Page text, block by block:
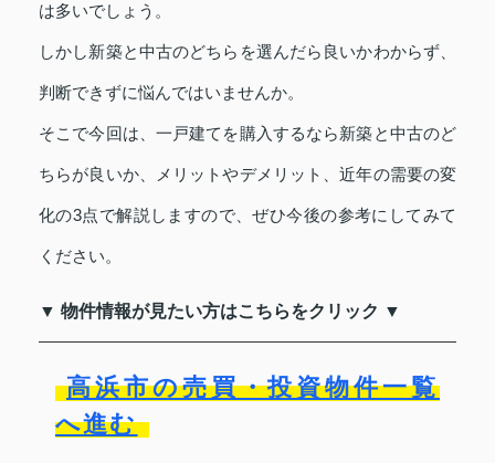
は多いでしょう。
しかし新築と中古のどちらを選んだら良いかわからず、
判断できずに悩んではいませんか。
そこで今回は、一戸建てを購入するなら新築と中古のど
ちらが良いか、メリットやデメリット、近年の需要の変
化の3点で解説しますので、ぜひ今後の参考にしてみて
ください。
▼ 物件情報が見たい方はこちらをクリック ▼
高浜市の売買・投資物件一覧
へ進む